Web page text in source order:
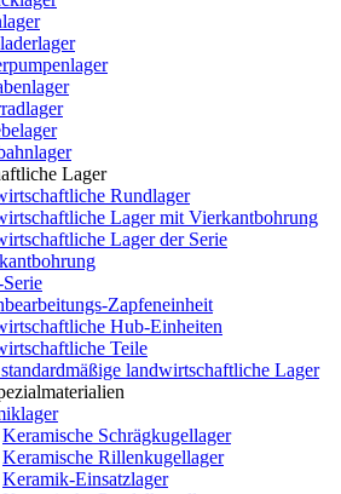
Lager
Rundlager
Lager mit Vierkantbohrung
Lager der Serie
Zapfeneinheit
Hub-Einheiten
Teile
landwirtschaftliche Lager
Keramische Schrägkugellager
Keramische Rillenkugellager
Keramik-Einsatzlager